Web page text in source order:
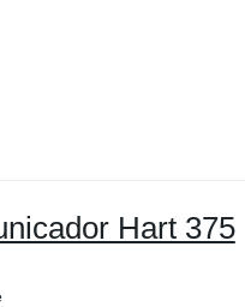
Hart 375